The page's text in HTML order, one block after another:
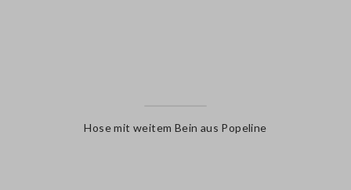
Hose mit weitem Bein aus Popeline